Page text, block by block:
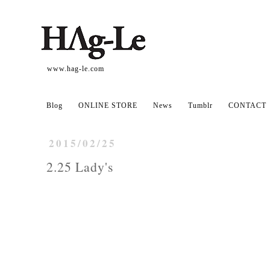
www.hag-le.com
Blog ONLINE STORE News Tumblr CONTACT
2015/02/25
2.25 Lady's